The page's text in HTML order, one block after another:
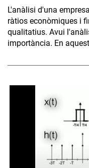
L'anàlisi d'una
ràtios econòmiques i
qualitatius. Avui
importància. En